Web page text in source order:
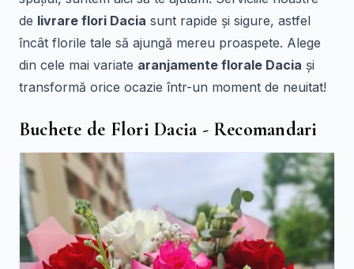
de livrare flori Dacia sunt rapide și sigure, astfel
încât florile tale să ajungă mereu proaspete. Alege
din cele mai variate aranjamente florale Dacia și
transformă orice ocazie într-un moment de neuitat!
Buchete de Flori Dacia - Recomandari